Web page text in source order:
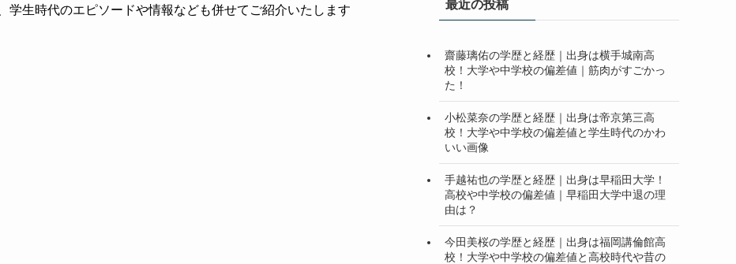
学生時代のエピソードや情報なども併せてご紹介いたします
最近の投稿
齋藤璃佑の学歴と経歴｜出身は横手城南高
校！大学や中学校の偏差値｜筋肉がすごかっ
た！
小松菜奈の学歴と経歴｜出身は帝京第三高
校！大学や中学校の偏差値と学生時代のかわ
いい画像
手越祐也の学歴と経歴｜出身は早稲田大学！
高校や中学校の偏差値｜早稲田大学中退の理
由は？
今田美桜の学歴と経歴｜出身は福岡講倫館高
校！大学や中学校の偏差値と高校時代や昔の